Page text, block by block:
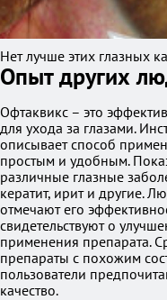
Нет лучше этих глазных
Опыт других
Офтаквикс – это
для ухода за глазами.
описывает способ
простым и удобным.
различные глазные
кератит, ирит и другие.
отмечают его
свидетельствуют о
применения препарата.
препараты с похожим
пользователи
качество.